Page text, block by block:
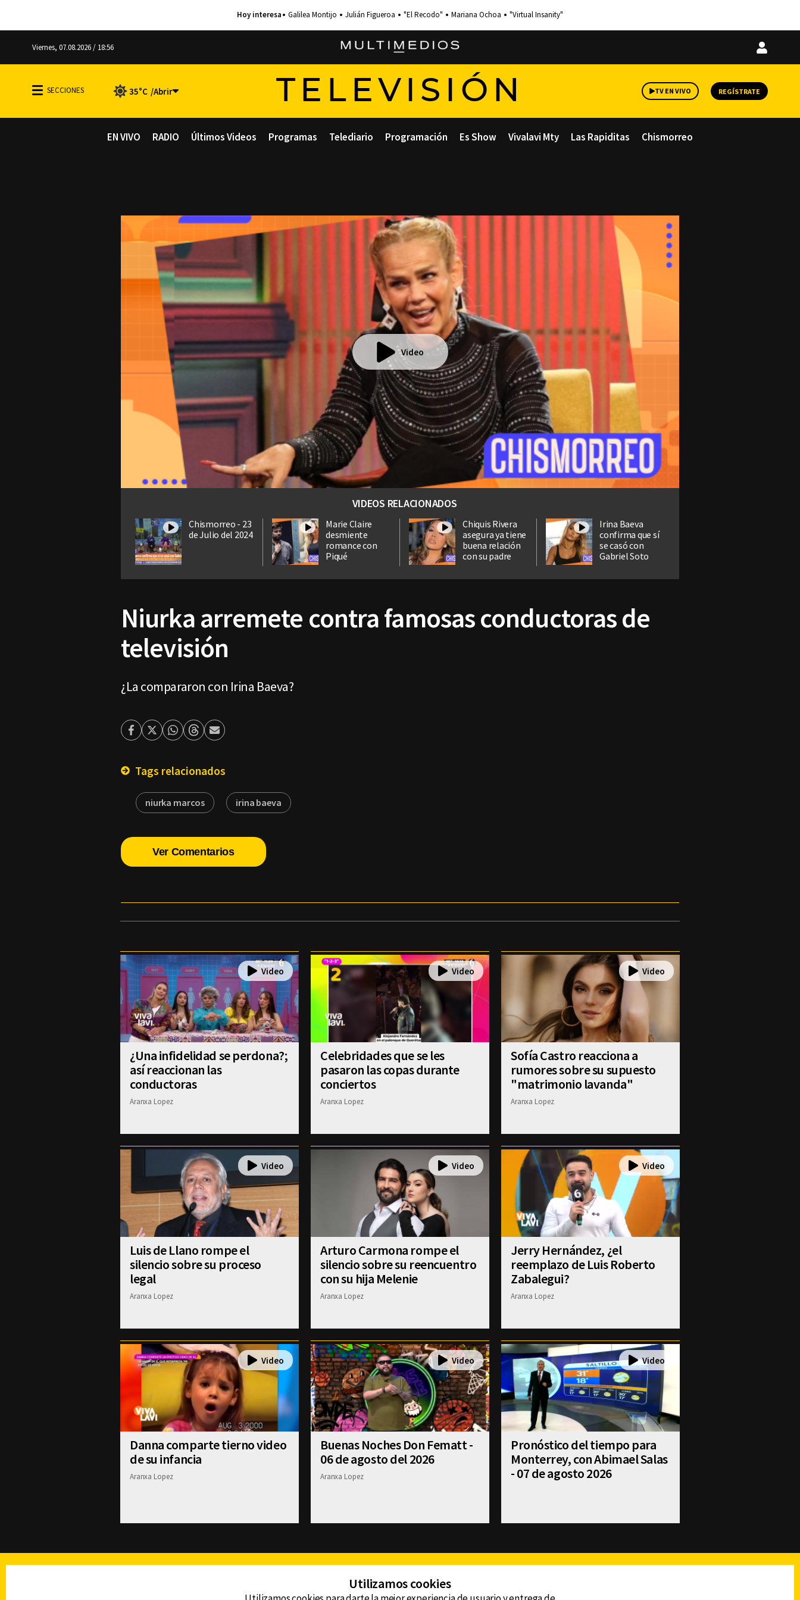
Galilea Montijo Julián Figueroa "El Recodo" Mariana Ochoa "Virtual Insanity"
Viernes, 07.08.2026 / 18:56
Iniciar
35°C TELEVISIÓN TV EN VIVO REGÍSTRATE
EN VIVO RADIO Últimos Videos Programas Telediario Programación Es Show Vivalavi Mty Las Rapiditas Chismorreo
Video
VIDEOS RELACIONADOS
Chismorreo - 23
de Julio del 2024
Marie Claire
desmiente
romance con
Piqué
Chiquis Rivera
asegura ya tiene
buena relación
con su padre
Irina Baeva
confirma que sí
se casó con
Gabriel Soto
Niurka arremete contra famosas conductoras de
televisión
¿La compararon con Irina Baeva?
Facebook
TwitterWhatsapp
ThreadsEnviar
Tags relacionados
niurka marcos irina baeva
Ver Comentarios
¿Una infidelidad se perdona?;
así reaccionan las
conductoras
Aranxa Lopez
Celebridades que se les
pasaron las copas durante
conciertos
Aranxa Lopez
Sofía Castro reacciona a
rumores sobre su supuesto
"matrimonio lavanda"
Aranxa Lopez
Luis de Llano rompe el
silencio sobre su proceso
legal
Aranxa Lopez
Arturo Carmona rompe el
silencio sobre su reencuentro
con su hija Melenie
Aranxa Lopez
Jerry Hernández, ¿el
reemplazo de Luis Roberto
Zabalegui?
Aranxa Lopez
Danna comparte tierno video
de su infancia
Aranxa Lopez
Buenas Noches Don Fematt -
06 de agosto del 2026
Aranxa Lopez
Pronóstico del tiempo para
Monterrey, con Abimael Salas
- 07 de agosto 2026
Utilizamos cookies